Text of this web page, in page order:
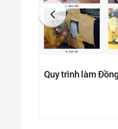
Quy trình làm